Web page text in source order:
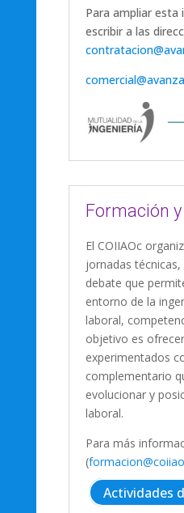
Para ampliar esta
escribir a las
Formación
El COIIAOc
jornadas
debate que
entorno de la
laboral,
objetivo es
experimentados
complementario
evolucionar y
laboral.
Para más
(
Actividades